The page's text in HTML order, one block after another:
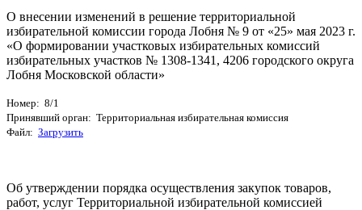
О внесении изменений в решение территориальной
избирательной комиссии города Лобня № 9 от «25» мая 2023 г.
«О формировании участковых избирательных комиссий
избирательных участков № 1308-1341, 4206 городского округа
Лобня Московской области»
Номер: 8/1
Принявший орган: Территориальная избирательная комиссия
Файл: Загрузить
Об утверждении порядка осуществления закупок товаров,
работ, услуг Территориальной избирательной комиссией